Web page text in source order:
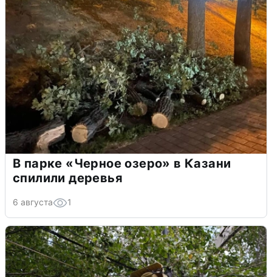
В парке «Черное озеро» в Казани
спилили деревья
6 августа 1